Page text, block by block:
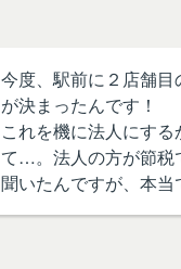
今度、駅前に２店舗目
が決まったんです！
これを機に法人にする
て…。法人の方が節税
聞いたんですが、本当